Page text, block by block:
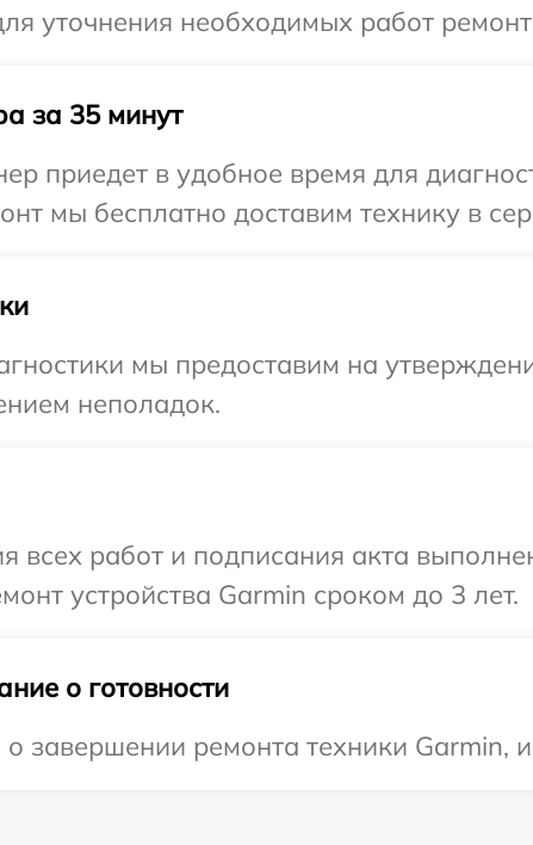
уточнения необходимых работ
за 35 минут
приедет в удобное время для
мы бесплатно доставим технику в
мы предоставим на
неполадок.
всех работ и подписания акта
устройства Garmin сроком до 3 лет.
о готовности
ремонта техники Garmin, и